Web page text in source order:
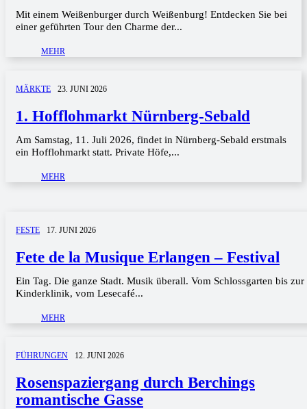
Mit einem Weißenburger durch Weißenburg! Entdecken Sie bei
einer geführten Tour den Charme der...
MEHR
MÄRKTE 23. JUNI 2026
1. Hofflohmarkt Nürnberg-Sebald
Am Samstag, 11. Juli 2026, findet in Nürnberg-Sebald erstmals
ein Hofflohmarkt statt. Private Höfe,...
MEHR
FESTE 17. JUNI 2026
Fete de la Musique Erlangen – Festival
Ein Tag. Die ganze Stadt. Musik überall. Vom Schlossgarten bis zur
Kinderklinik, vom Lesecafé...
MEHR
FÜHRUNGEN 12. JUNI 2026
Rosenspaziergang durch Berchings
romantische Gasse